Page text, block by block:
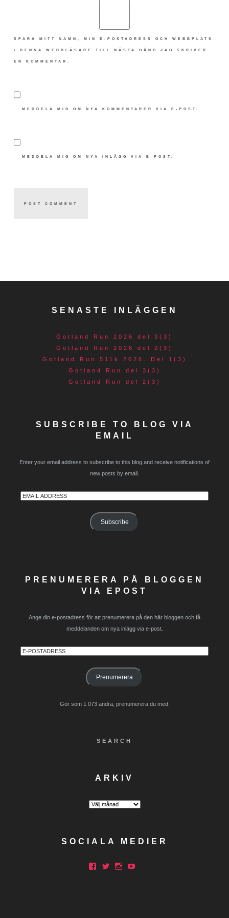
SPARA MITT NAMN, MIN E-POSTADRESS OCH WEBBPLATS
I DENNA WEBBLÄSARE TILL NÄSTA GÅNG JAG SKRIVER
EN KOMMENTAR.
MEDDELA MIG OM NYA KOMMENTARER VIA E-POST.
MEDDELA MIG OM NYA INLÄGG VIA E-POST.
SENASTE INLÄGGEN
Gotland Run 2026 del 3(3)
Gotland Run 2026 del 2(3)
Gotland Run 511k 2026. Del 1(3)
Gotland Run del 3(3)
Gotland Run del 2(3)
SUBSCRIBE TO BLOG VIA
EMAIL
Enter your email address to subscribe to this blog and receive notifications of
new posts by email.
Email
Subscribe
PRENUMERERA PÅ BLOGGEN
VIA EPOST
Ange din e-postadress för att prenumerera på den här bloggen och få
meddelanden om nya inlägg via e-post.
E-
Prenumerera
Gör som 1 073 andra, prenumerera du med.
SEARCH
ARKIV
Arkiv
SOCIALA MEDIER
Facebook
Twitter
Instagram